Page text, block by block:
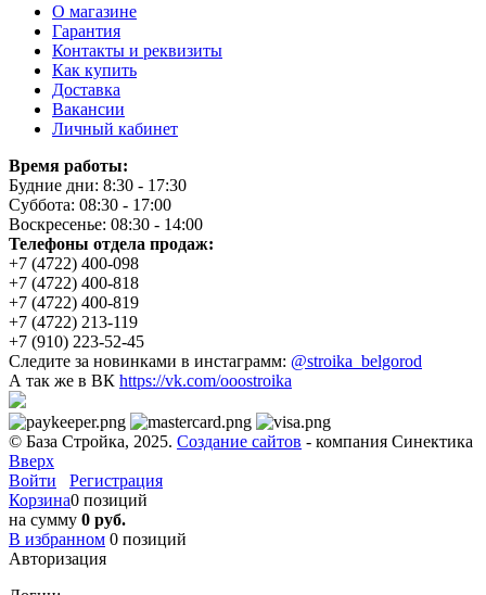
О магазине
Гарантия
Контакты и реквизиты
Как купить
Доставка
Вакансии
Личный кабинет
Время работы:
Будние дни: 8:30 - 17:30
Суббота: 08:30 - 17:00
Воскресенье: 08:30 - 14:00
Телефоны отдела продаж:
+7 (4722) 400-098
+7 (4722) 400-818
+7 (4722) 400-819
+7 (4722) 213-119
+7 (910) 223-52-45
Следите за новинками в инстаграмм: @stroika_belgorod
А так же в ВК https://vk.com/ooostroika
© База Стройка, 2025. Создание сайтов - компания Синектика
Вверх
Войти
Регистрация
Корзина0 позиций
на сумму 0 руб.
В избранном 0 позиций
Авторизация